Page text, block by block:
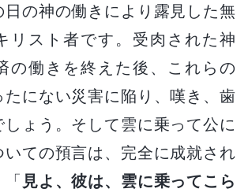
日の神の働きにより露見した無
リスト者です。受肉された神
の働きを終えた後、これらの
たにない災害に陥り、嘆き、歯
しょう。そして雲に乗って公に
ての預言は、完全に成就され
「 見よ、彼は、雲に乗ってこら